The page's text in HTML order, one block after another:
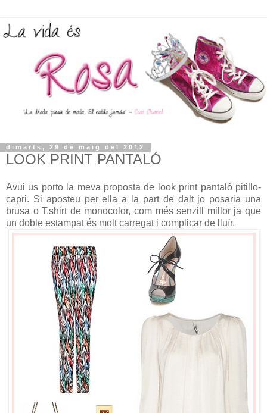
dimarts, 29 de maig del 2012
LOOK PRINT PANTALÓ
Avui us porto la meva proposta de look print pantaló pitillo-
capri. Si aposteu per ella a la part de dalt jo posaria una
brusa o T.shirt de monocolor, com més senzill millor ja que
un doble estampat és molt carregat i complicar de lluïr.